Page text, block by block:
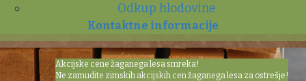
Odkup hlodovine
Kontaktne informacije
Akcijske cene žaganega lesa smreka!
Ne zamudite zimskih akcijskih cen žaganega lesa za ostrešje!